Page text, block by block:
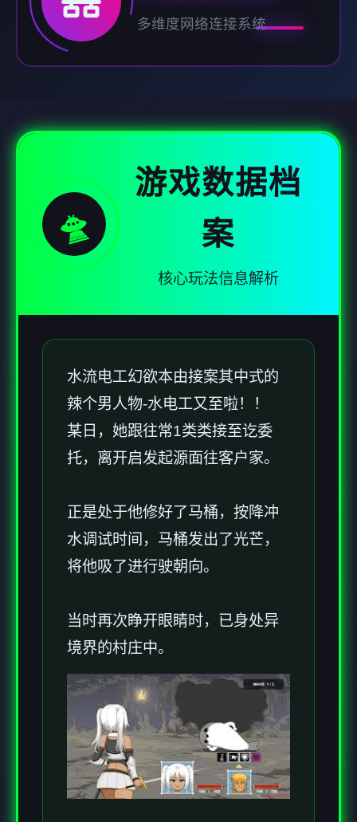
多维度网络连接系统
🛸
游戏数据档
案
核心玩法信息解析
水流电工幻欲本由接案其中式的
辣个男人物-水电工又至啦！！
某日，她跟往常1类类接至讫委
托，离开启发起源面往客户家。
正是处于他修好了马桶，按降冲
水调试时间，马桶发出了光芒，
将他吸了进行驶朝向。
当时再次睁开眼睛时，已身处异
境界的村庄中。